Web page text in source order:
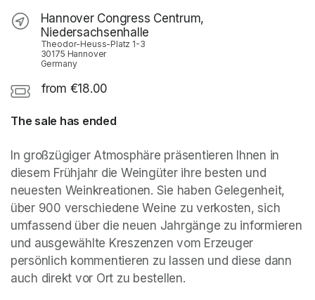
Hannover Congress Centrum,
Niedersachsenhalle
Theodor-Heuss-Platz 1-3
30175 Hannover
Germany
from €18.00
The sale has ended
In großzügiger Atmosphäre präsentieren Ihnen in
diesem Frühjahr die Weingüter ihre besten und
neuesten Weinkreationen. Sie haben Gelegenheit,
über 900 verschiedene Weine zu verkosten, sich
umfassend über die neuen Jahrgänge zu informieren
und ausgewählte Kreszenzen vom Erzeuger
persönlich kommentieren zu lassen und diese dann
auch direkt vor Ort zu bestellen.